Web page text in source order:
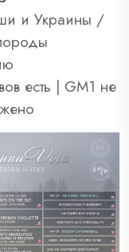
и Украины /
есть | GM1 не